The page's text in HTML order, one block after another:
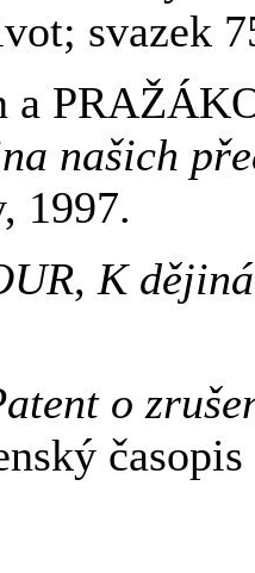
svazek
a
našich
1997.
, K
o